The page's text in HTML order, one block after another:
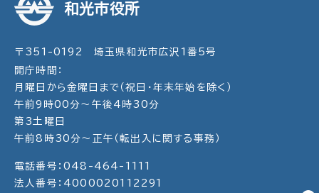
和光市役所
〒351-0192 埼玉県和光市広沢1番5号
開庁時間：
月曜日から金曜日まで（祝日・年末年始を除く）
午前9時00分～午後4時30分
第3土曜日
午前8時30分～正午（転出入に関する事務）
電話番号：048-464-1111
法人番号：4000020112291